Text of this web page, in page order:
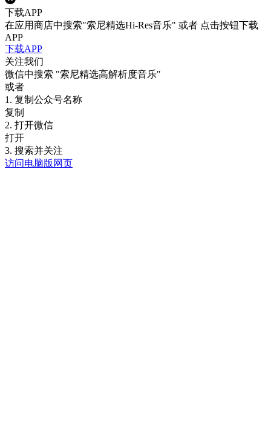
下载APP
在应用商店中搜索"索尼精选Hi-Res音乐" 或者 点击按钮下载
APP
下载APP
关注我们
微信中搜索 "索尼精选高解析度音乐"
或者
1. 复制公众号名称
复制
2. 打开微信
打开
3. 搜索并关注
访问电脑版网页